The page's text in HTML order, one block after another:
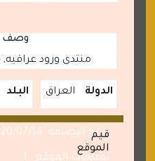
وصف
منتدى ورود
الدولة العراق البلد
تاريخ الاضافة: 2020/07/14
تقييمات الموقع : 1
قيم
الموقع